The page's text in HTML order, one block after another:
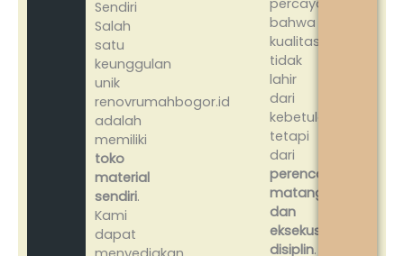
Sendiri
Salah
satu
keunggulan
unik
renovrumahbogor.id
adalah
memiliki
toko
material
sendiri.
Kami
dapat
percaya
bahwa
kualitas
tidak
lahir
dari
kebetulan,
tetapi
dari
perencanaan
matang
dan
eksekusi
disiplin.